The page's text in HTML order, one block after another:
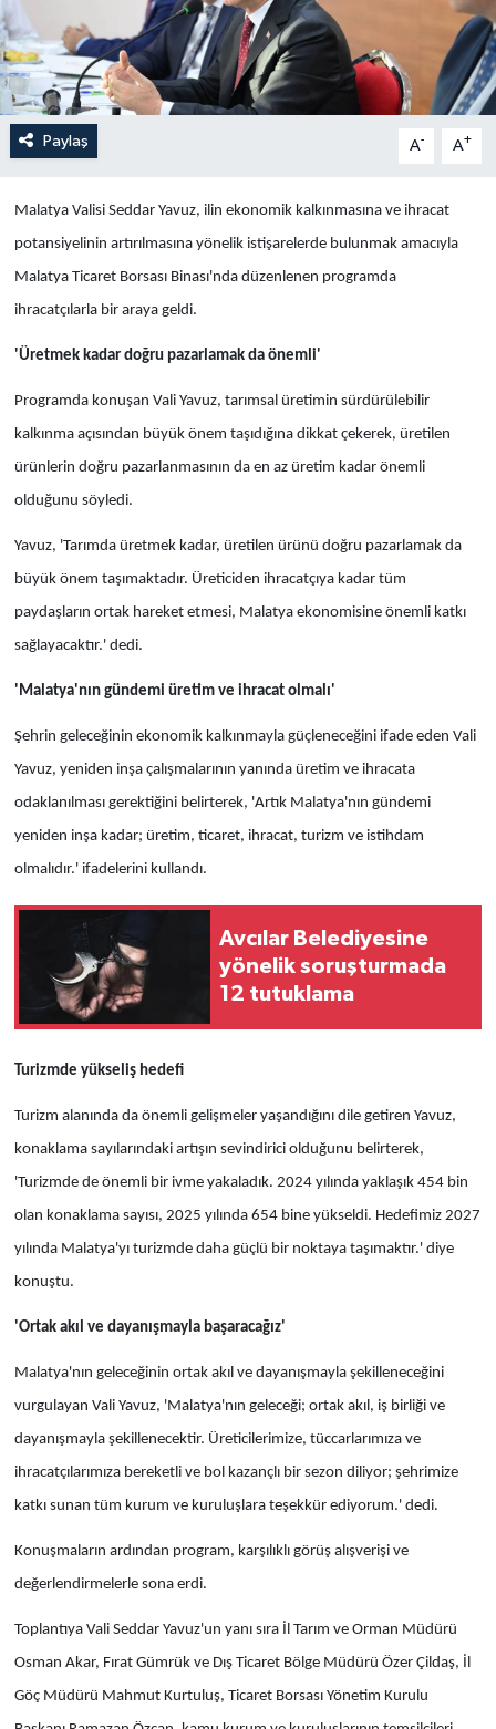
Paylaş A- A+
Malatya Valisi Seddar Yavuz, ilin ekonomik kalkınmasına ve ihracat
potansiyelinin artırılmasına yönelik istişarelerde bulunmak amacıyla
Malatya Ticaret Borsası Binası'nda düzenlenen programda
ihracatçılarla bir araya geldi.
'Üretmek kadar doğru pazarlamak da önemli'
Programda konuşan Vali Yavuz, tarımsal üretimin sürdürülebilir
kalkınma açısından büyük önem taşıdığına dikkat çekerek, üretilen
ürünlerin doğru pazarlanmasının da en az üretim kadar önemli
olduğunu söyledi.
Yavuz, 'Tarımda üretmek kadar, üretilen ürünü doğru pazarlamak da
büyük önem taşımaktadır. Üreticiden ihracatçıya kadar tüm
paydaşların ortak hareket etmesi, Malatya ekonomisine önemli katkı
sağlayacaktır.' dedi.
'Malatya'nın gündemi üretim ve ihracat olmalı'
Şehrin geleceğinin ekonomik kalkınmayla güçleneceğini ifade eden Vali
Yavuz, yeniden inşa çalışmalarının yanında üretim ve ihracata
odaklanılması gerektiğini belirterek, 'Artık Malatya'nın gündemi
yeniden inşa kadar; üretim, ticaret, ihracat, turizm ve istihdam
olmalıdır.' ifadelerini kullandı.
Avcılar Belediyesine
yönelik soruşturmada
12 tutuklama
Turizmde yükseliş hedefi
Turizm alanında da önemli gelişmeler yaşandığını dile getiren Yavuz,
konaklama sayılarındaki artışın sevindirici olduğunu belirterek,
'Turizmde de önemli bir ivme yakaladık. 2024 yılında yaklaşık 454 bin
olan konaklama sayısı, 2025 yılında 654 bine yükseldi. Hedefimiz 2027
yılında Malatya'yı turizmde daha güçlü bir noktaya taşımaktır.' diye
konuştu.
'Ortak akıl ve dayanışmayla başaracağız'
Malatya'nın geleceğinin ortak akıl ve dayanışmayla şekilleneceğini
vurgulayan Vali Yavuz, 'Malatya'nın geleceği; ortak akıl, iş birliği ve
dayanışmayla şekillenecektir. Üreticilerimize, tüccarlarımıza ve
ihracatçılarımıza bereketli ve bol kazançlı bir sezon diliyor; şehrimize
katkı sunan tüm kurum ve kuruluşlara teşekkür ediyorum.' dedi.
Konuşmaların ardından program, karşılıklı görüş alışverişi ve
değerlendirmelerle sona erdi.
Toplantıya Vali Seddar Yavuz'un yanı sıra İl Tarım ve Orman Müdürü
Osman Akar, Fırat Gümrük ve Dış Ticaret Bölge Müdürü Özer Çildaş, İl
Göç Müdürü Mahmut Kurtuluş, Ticaret Borsası Yönetim Kurulu